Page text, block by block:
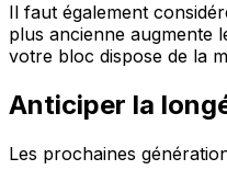
Il faut également
plus ancienne augmente
votre bloc dispose de la
Anticiper la
Les prochaines